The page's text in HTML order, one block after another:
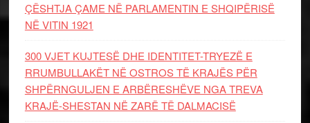
ÇËSHTJA ÇAME NË PARLAMENTIN E SHQIPËRISË
NË VITIN 1921
300 VJET KUJTESË DHE IDENTITET-TRYEZË E
RRUMBULLAKËT NË OSTROS TË KRAJËS PËR
SHPËRNGULJEN E ARBËRESHËVE NGA TREVA
KRAJË-SHESTAN NË ZARË TË DALMACISË